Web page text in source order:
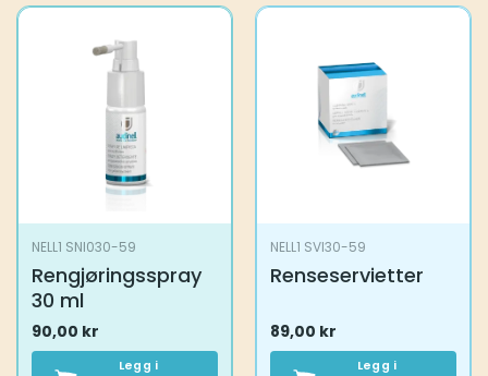
NELL1 SNI030-59
Rengjøringsspray
30 ml
90,00 kr
Legg i
NELL1 SVI30-59
Renseservietter
89,00 kr
Legg i